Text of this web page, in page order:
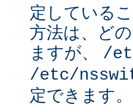
定している
方法は、ど
ますが、 /
/etc/
定できます。